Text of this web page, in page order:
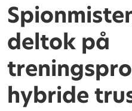
deltok på
hybride